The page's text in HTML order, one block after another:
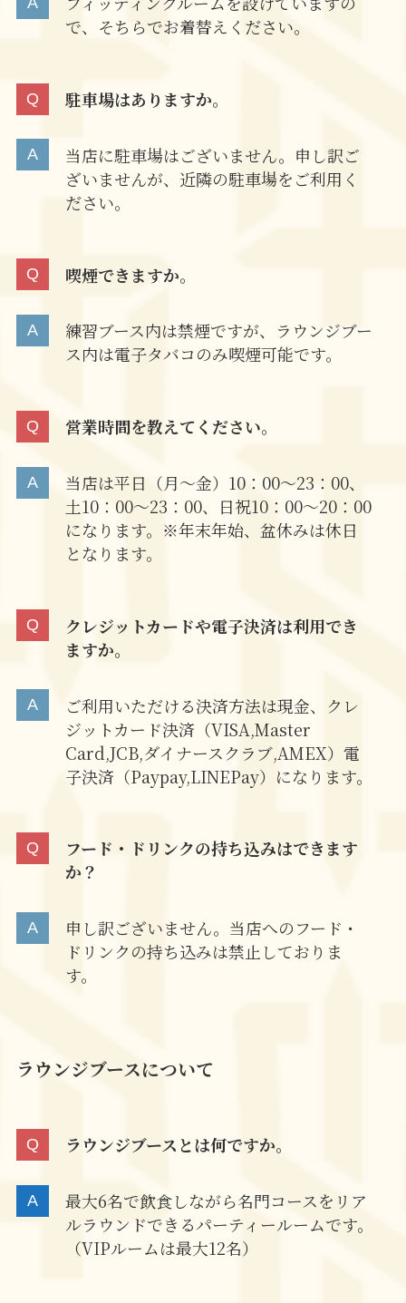
で、そちらでお着替えください。
駐車場はありますか。
当店に駐車場はございません。申し訳ご
ざいませんが、近隣の駐車場をご利用く
ださい。
喫煙できますか。
練習ブース内は禁煙ですが、ラウンジブー
ス内は電子タバコのみ喫煙可能です。
営業時間を教えてください。
当店は平日（月～金）10：00～23：00、
土10：00～23：00、日祝10：00～20：00
になります。※年末年始、盆休みは休日
となります。
クレジットカードや電子決済は利用でき
ますか。
ご利用いただける決済方法は現金、クレ
ジットカード決済（VISA,Master
Card,JCB,ダイナースクラブ,AMEX）電
子決済（Paypay,LINEPay）になります。
フード・ドリンクの持ち込みはできます
か？
申し訳ございません。当店へのフード・
ドリンクの持ち込みは禁止しておりま
す。
ラウンジブースについて
ラウンジブースとは何ですか。
最大6名で飲食しながら名門コースをリア
ルラウンドできるパーティールームです。
（VIPルームは最大12名）